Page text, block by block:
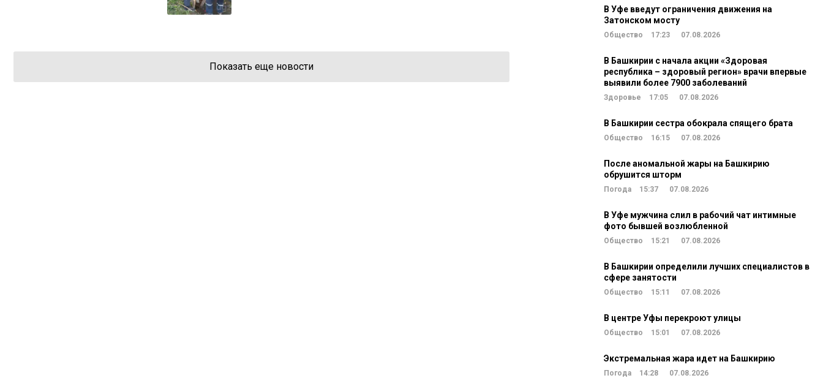
Показать еще новости
В Уфе введут ограничения движения на
Затонском мосту
Общество 17:23 07.08.2026
В Башкирии с начала акции «Здоровая
республика – здоровый регион» врачи впервые
выявили более 7900 заболеваний
Здоровье 17:05 07.08.2026
В Башкирии сестра обокрала спящего брата
Общество 16:15 07.08.2026
После аномальной жары на Башкирию
обрушится шторм
Погода 15:37 07.08.2026
В Уфе мужчина слил в рабочий чат интимные
фото бывшей возлюбленной
Общество 15:21 07.08.2026
В Башкирии определили лучших специалистов в
сфере занятости
Общество 15:11 07.08.2026
В центре Уфы перекроют улицы
Общество 15:01 07.08.2026
Экстремальная жара идет на Башкирию
Погода 14:28 07.08.2026